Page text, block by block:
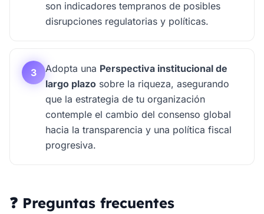
son indicadores tempranos de posibles
disrupciones regulatorias y políticas.
3 Adopta una Perspectiva institucional de
largo plazo sobre la riqueza, asegurando
que la estrategia de tu organización
contemple el cambio del consenso global
hacia la transparencia y una política fiscal
progresiva.
❓ Preguntas frecuentes